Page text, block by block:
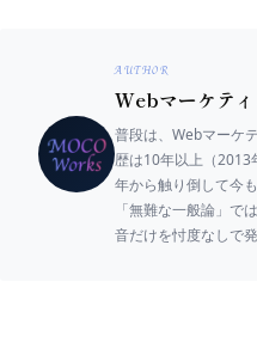
AUTHOR
Webマーケテ
普段は、Webマーケ
歴は10年以上（
年から触り倒して今
「無難な一般論」で
音だけを忖度なしで発